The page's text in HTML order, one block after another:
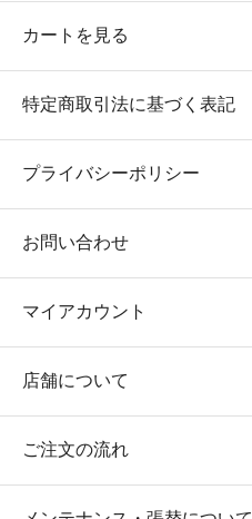
カートを見る
特定商取引法に基づく表記
プライバシーポリシー
お問い合わせ
マイアカウント
店舗について
ご注文の流れ